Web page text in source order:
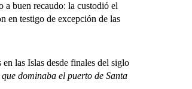
a buen recaudo: la custodió el
en testigo de excepción de las
las Islas desde finales del siglo
dominaba el puerto de Santa